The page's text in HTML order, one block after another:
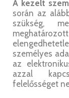
A kezelt
során az
szükség,
személyes
az
azzal
felelősséget